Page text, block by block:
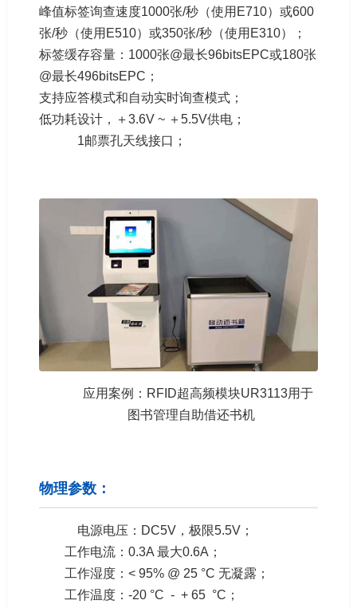
峰值标签询查速度1000张/秒（使用E710）或600
张/秒（使用E510）或350张/秒（使用E310）；
标签缓存容量：1000张@最长96bitsEPC或180张
@最长496bitsEPC；
支持应答模式和自动实时询查模式；
低功耗设计，＋3.6V ~ ＋5.5V供电；
1邮票孔天线接口；
应用案例：RFID超高频模块UR3113用于
图书管理自助借还书机
物理参数：
电源电压：DC5V，极限5.5V；
工作电流：0.3A 最大0.6A；
工作湿度：< 95% @ 25 °C 无凝露；
工作温度：-20 °C - + 65 °C；